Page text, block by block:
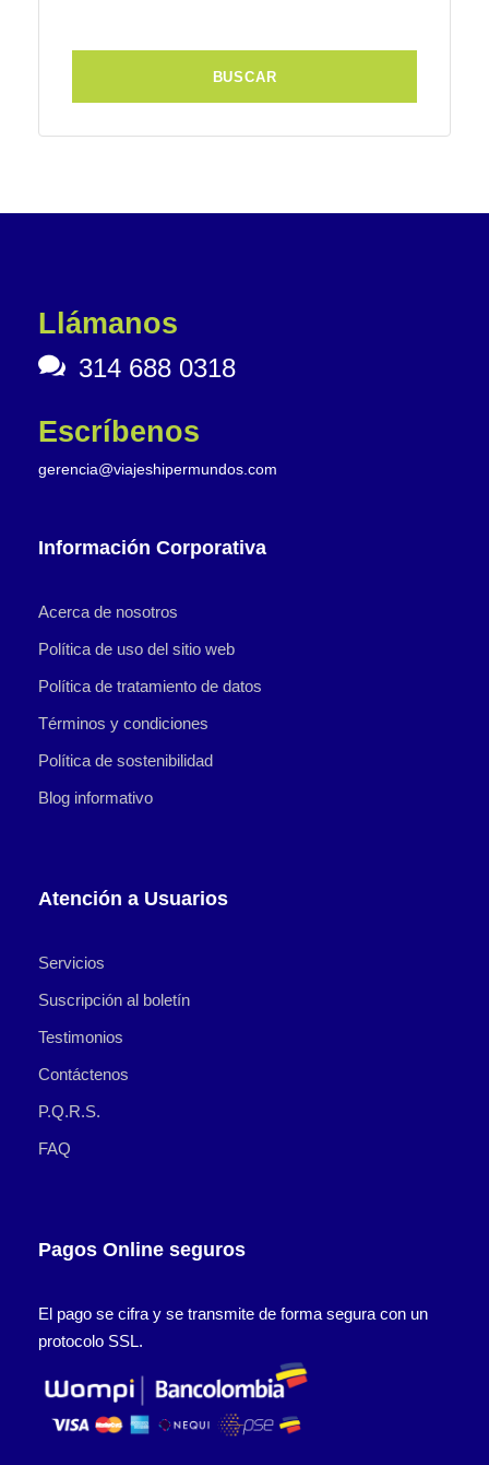
Llámanos
314 688 0318
Escríbenos
gerencia@viajeshipermundos.com
Información Corporativa
Acerca de nosotros
Política de uso del sitio web
Política de tratamiento de datos
Términos y condiciones
Política de sostenibilidad
Blog informativo
Atención a Usuarios
Servicios
Suscripción al boletín
Testimonios
Contáctenos
P.Q.R.S.
FAQ
Pagos Online seguros
El pago se cifra y se transmite de forma segura con un
protocolo SSL.